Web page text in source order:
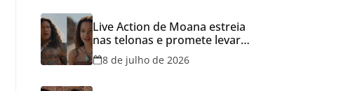
Live Action de Moana estreia
nas telonas e promete levar
aventura e emoção ao Cineflix
do Aparecida Shopping
8 de julho de 2026